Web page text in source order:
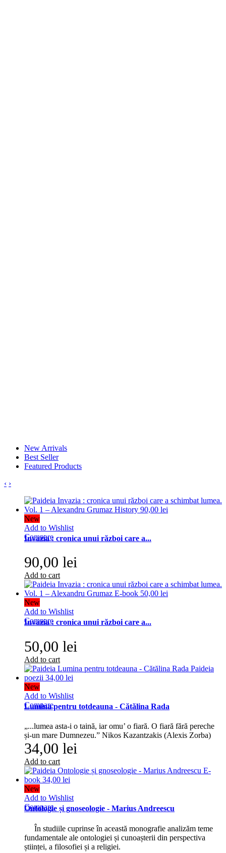
New Arrivals
Best Seller
Featured Products
‹ ›
New
Add to Wishlist
Compare
Invazia : cronica unui război care a...
90,00 lei
Add to cart
New
Add to Wishlist
Compare
Invazia : cronica unui război care a...
50,00 lei
Add to cart
New
Add to Wishlist
Compare
Lumina pentru totdeauna - Cătălina Rada
„...lumea asta-i o taină, iar omu’ o fiară. O fiară fără pereche
și-un mare Dumnezeu.” Nikos Kazantzakis (Alexis Zorba)
34,00 lei
Add to cart
New
Add to Wishlist
Compare
Ontologie și gnoseologie - Marius Andreescu
În studiile cuprinse în această monografie analizăm teme
fundamentale ale ontologiei și cunoașterii din perspectiva
științei, a filosofiei și a religiei.